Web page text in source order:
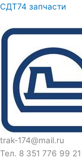
Перейти
содержимому
СДТ74 запчасти
trak-174@mail.ru
Тел. 8 351 776 99 21
Искать: